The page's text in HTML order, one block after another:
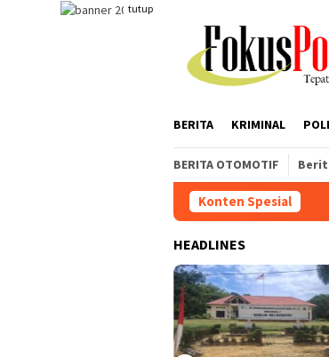
tutup
BERITA KRIMINAL
BERITA OTOMOTIF
Konten Spesial
Mangkir
HEADLINES